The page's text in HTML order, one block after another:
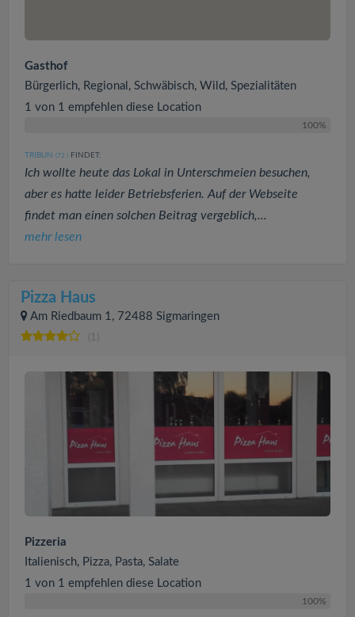
Gasthof
Bürgerlich, Regional, Schwäbisch, Wild, Spezialitäten
1 von 1 empfehlen diese Location
100%
TRIBUN (72 ) FINDET:
Ich wollte heute das Lokal in Unterschmeien besuchen,
aber es hatte leider Betriebsferien. Auf der Webseite
findet man einen solchen Beitrag vergeblich,...
mehr lesen
Pizza Haus
Am Riedbaum 1, 72488 Sigmaringen
(1)
Pizzeria
Italienisch, Pizza, Pasta, Salate
1 von 1 empfehlen diese Location
100%